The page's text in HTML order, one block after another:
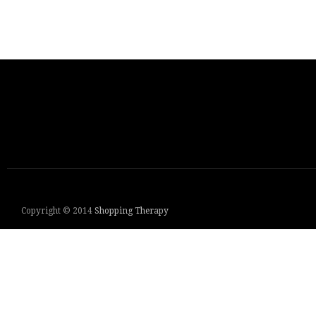
Copyright © 2014 Shopping Therapy